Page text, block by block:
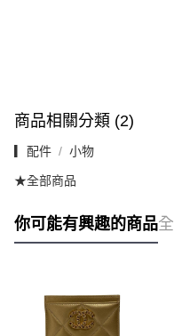
商品相關分類 (2)
▎配件 小物
★全部商品
你可能有興趣的商品